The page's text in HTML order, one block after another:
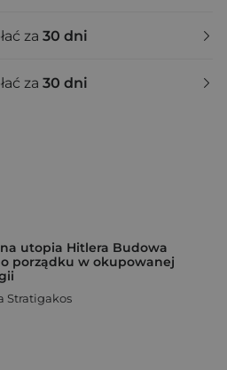
za 30 dni
za 30 dni
utopia Hitlera Budowa
porządku w okupowanej
Stratigakos